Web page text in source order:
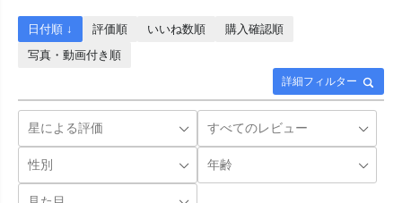
詳細フィルター
日付順 ↓ 評価順 いいね数順
購入確認順
写真・動画付き順